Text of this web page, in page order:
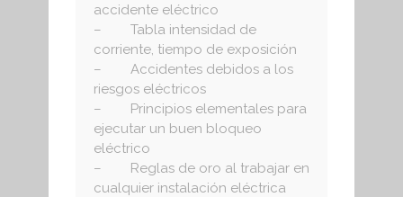
accidente eléctrico
– Tabla intensidad de
corriente, tiempo de exposición
– Accidentes debidos a los
riesgos eléctricos
– Principios elementales para
ejecutar un buen bloqueo
eléctrico
– Reglas de oro al trabajar en
cualquier instalación eléctrica